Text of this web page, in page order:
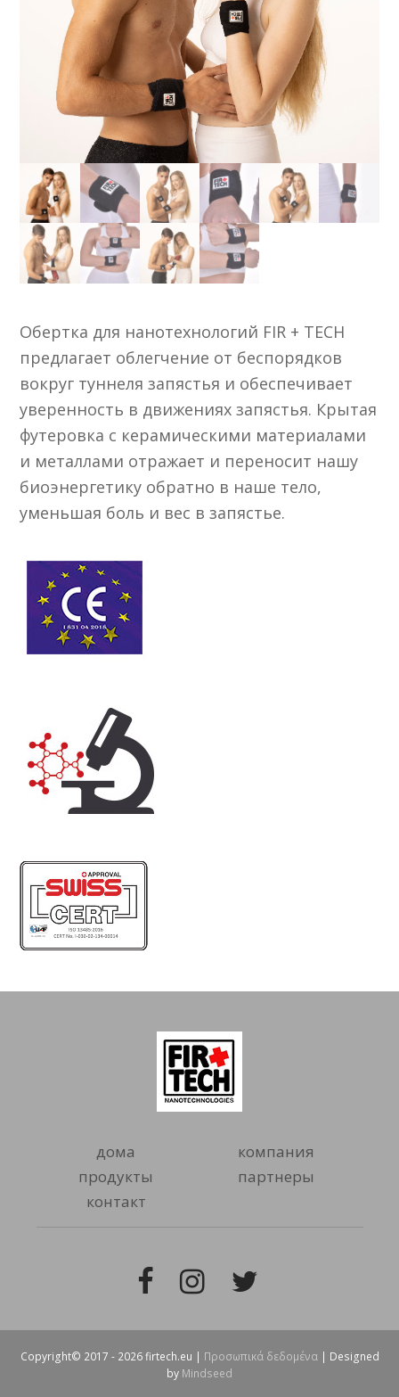
Обертка для нанотехнологий FIR + TECH
предлагает облегчение от беспорядков
вокруг туннеля запястья и обеспечивает
уверенность в движениях запястья. Крытая
футеровка с керамическими материалами
и металлами отражает и переносит нашу
биоэнергетику обратно в наше тело,
уменьшая боль и вес в запястье.
дома
компания
продукты
партнеры
контакт
Facebook
Instagram
Copyright© 2017 - 2026 firtech.eu | Προσωπικά δεδομένα| Designed
by Mindseed